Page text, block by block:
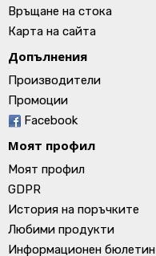
Връщане на стока
Карта на сайта
Допълнения
Производители
Промоции
Facebook
Моят профил
Моят профил
GDPR
История на поръчките
Любими продукти
Информационен бюлетин